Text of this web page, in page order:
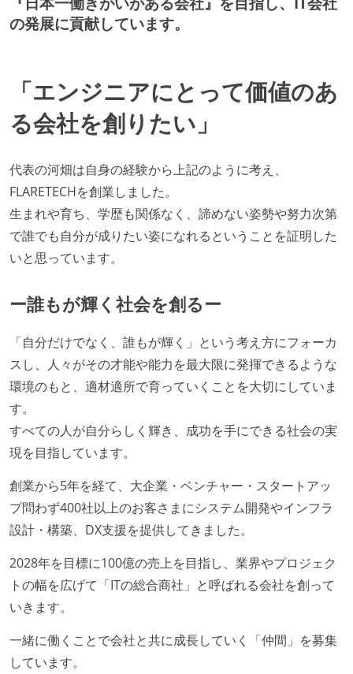
職業安定法に対応する記載事項
置）
の発展に貢献しています。
「エンジニアにとって価値のあ
る会社を創りたい」
代表の河畑は自身の経験から上記のように考え、
FLARETECHを創業しました。
生まれや育ち、学歴も関係なく、諦めない姿勢や努力次第
で誰でも自分が成りたい姿になれるということを証明した
いと思っています。
ー誰もが輝く社会を創るー
「自分だけでなく、誰もが輝く」という考え方にフォーカ
スし、人々がその才能や能力を最大限に発揮できるような
環境のもと、適材適所で育っていくことを大切にしていま
す。
すべての人が自分らしく輝き、成功を手にできる社会の実
現を目指しています。
創業から5年を経て、大企業・ベンチャー・スタートアッ
プ問わず400社以上のお客さまにシステム開発やインフラ
設計・構築、DX支援を提供してきました。
2028年を目標に100億の売上を目指し、業界やプロジェク
トの幅を広げて「ITの総合商社」と呼ばれる会社を創って
いきます。
一緒に働くことで会社と共に成長していく「仲間」を募集
しています。